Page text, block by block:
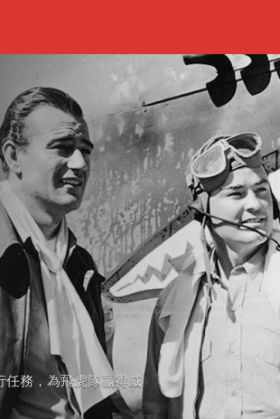
任務，為飛虎隊贏得威